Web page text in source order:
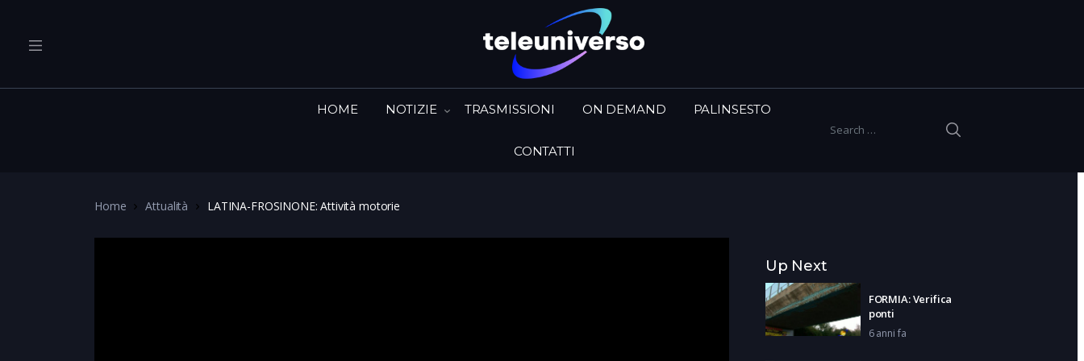
Search for:
HOME NOTIZIE TRASMISSIONI ON DEMAND PALINSESTO
CONTATTI
Home Attualità LATINA-FROSINONE: Attività motorie
Up Next
FORMIA: Verifica
ponti
6 anni fa